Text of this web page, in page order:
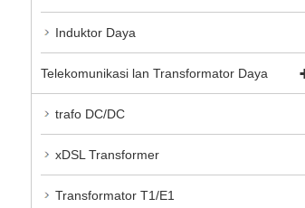
Induktor Daya
Telekomunikasi lan Transformator Daya
trafo DC/DC
xDSL Transformer
Transformator T1/E1